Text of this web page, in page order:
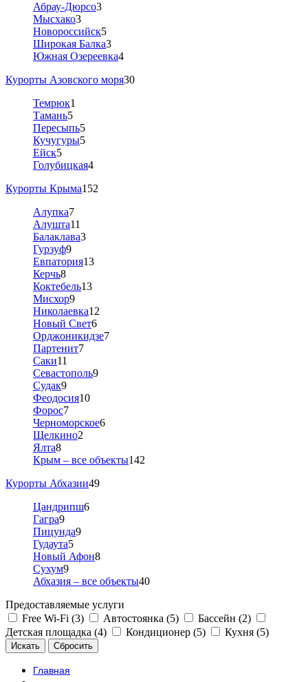
Абрау-Дюрсо3
Мысхако3
Новороссийск5
Широкая Балка3
Южная Озереевка4
Курорты Азовского моря30
Темрюк1
Тамань5
Пересыпь5
Кучугуры5
Ейск5
Голубицкая4
Курорты Крыма152
Алупка7
Алушта11
Балаклава3
Гурзуф9
Евпатория13
Керчь8
Коктебель13
Мисхор9
Николаевка12
Новый Свет6
Орджоникидзе7
Партенит7
Саки11
Севастополь9
Судак9
Феодосия10
Форос7
Черноморское6
Щелкино2
Ялта8
Крым – все объекты142
Курорты Абхазии49
Цандрипш6
Гагра9
Пицунда9
Гудаута5
Новый Афон8
Сухум9
Абхазия – все объекты40
Предоставляемые услуги
Free Wi-Fi (3)
Автостоянка (5)
Бассейн (2)
Детская площадка (4)
Кондиционер (5) Кухня (5)
Главная